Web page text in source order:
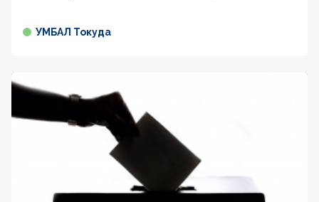
УМБАЛ Токуда